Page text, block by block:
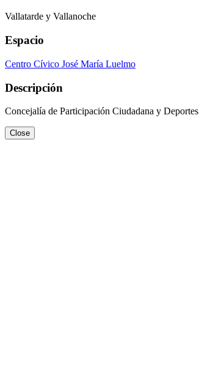
Vallatarde y Vallanoche
Espacio
Centro Cívico José María Luelmo
Descripción
Concejalía de Participación Ciudadana y Deportes
Close